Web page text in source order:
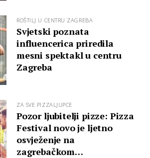
ROŠTILJ U CENTRU ZAGREBA
Svjetski poznata
influencerica priredila
mesni spektakl u centru
Zagreba
ZA SVE PIZZALJUPCE
Pozor ljubitelji pizze: Pizza
Festival novo je ljetno
osvježenje na
zagrebačkom…